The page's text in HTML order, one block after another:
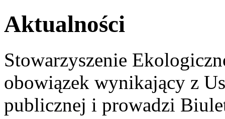
Aktualności
Stowarzyszenie
obowiązek wynikający z
publicznej i prowadzi